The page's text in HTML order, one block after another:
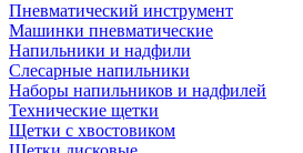
Пневматический инструмент
Машинки пневматические
Напильники и надфили
Слесарные напильники
Наборы напильников и надфилей
Технические щетки
Щетки с хвостовиком